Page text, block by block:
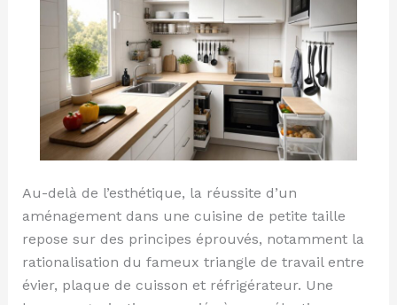
Au-delà de l’esthétique, la réussite d’un
aménagement dans une cuisine de petite taille
repose sur des principes éprouvés, notamment la
rationalisation du fameux triangle de travail entre
évier, plaque de cuisson et réfrigérateur. Une